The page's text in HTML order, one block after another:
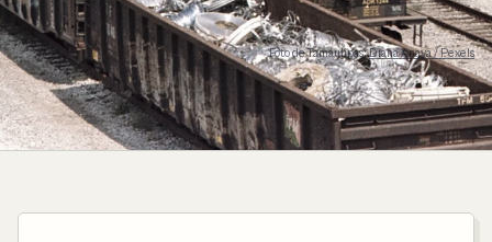
Foto de Tamaulipas:Diana Anaya / Pexels